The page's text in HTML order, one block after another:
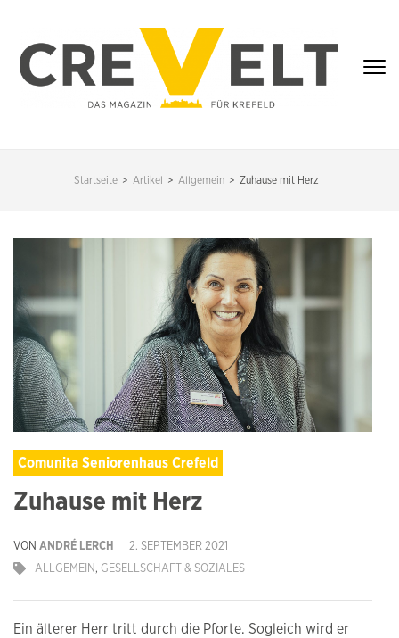
springen
(Enter
KREFELD
Startseite > Artikel > Allgemein > Zuhause mit Herz
Comunita Seniorenhaus Crefeld
Zuhause mit Herz
VON ANDRÉ LERCH
2. SEPTEMBER 2021
ALLGEMEIN, GESELLSCHAFT & SOZIALES
Ein älterer Herr tritt durch die Pforte. Sogleich wird er